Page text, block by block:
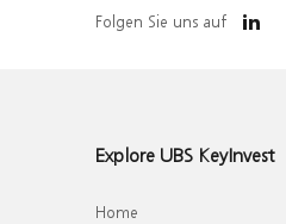
Folgen Sie uns auf
Explore UBS KeyInvest
Home